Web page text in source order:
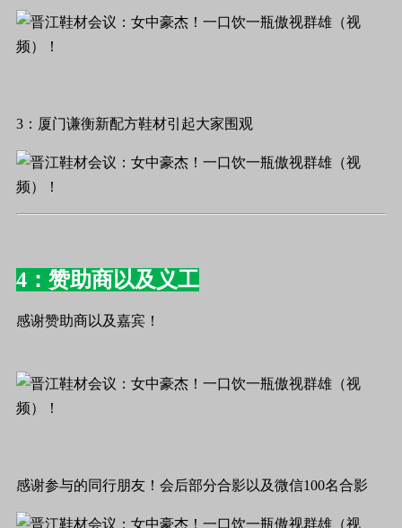
3：厦门谦衡新配方鞋材引起大家围观
4：赞助商以及义工
感谢赞助商以及嘉宾！
感谢参与的同行朋友！会后部分合影以及微信100名合影